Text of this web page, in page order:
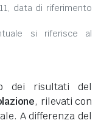
data di riferimento
si riferisce al
dei risultati del
, rilevati con
A differenza del